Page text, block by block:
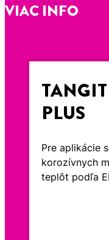
VIAC INFO
PLUS
Pre aplikácie
korozívnych
teplôt podľa